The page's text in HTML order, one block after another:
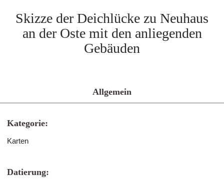
Skizze der Deichlücke zu Neuhaus
an der Oste mit den anliegenden
Gebäuden
Allgemein
Kategorie:
Karten
Datierung: